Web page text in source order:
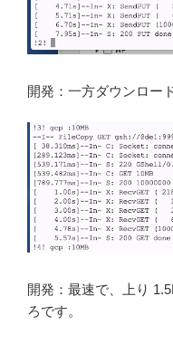
開発：一方ダウンロー
開発：最速で、上り
ろです。